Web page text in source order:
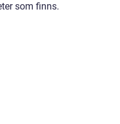
som finns.